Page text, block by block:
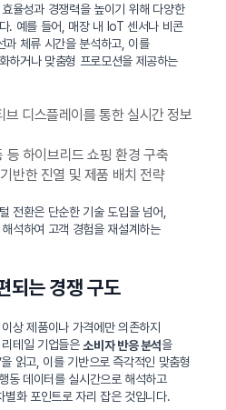
율성과 경쟁력을 높이기 위해 다양한
. 예를 들어, 매장 내 IoT 센서나 비콘
체류 시간을 분석하고, 이를
하거나 맞춤형 프로모션을 제공하는
디스플레이를 통한 실시간 정보
등 하이브리드 쇼핑 환경 구축
반한 진열 및 제품 배치 전략
전환은 단순한 기술 도입을 넘어,
석하여 고객 경험을 재설계하는
되는 경쟁 구도
상 제품이나 가격에만 의존하지
테일 기업들은 소비자 반응 분석을
을 읽고, 이를 기반으로 즉각적인 맞춤형
동 데이터를 실시간으로 해석하고
화 포인트로 자리 잡은 것입니다.